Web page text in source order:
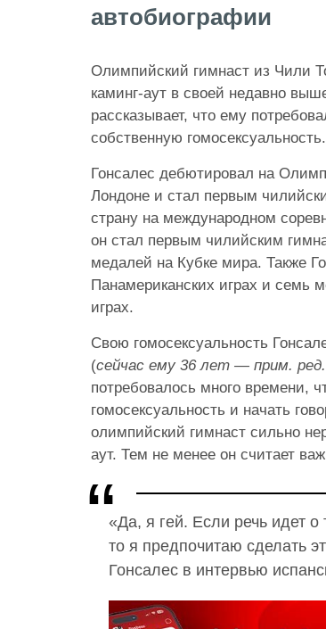
автобиографии
Олимпийский гимнаст из Чили
каминг-аут в своей недавно
рассказывает, что ему
собственную гомосексуальность.
Гонсалес дебютировал на
Лондоне и стал первым
страну на международном
он стал первым чилийским
медалей на Кубке мира. Также
Панамериканских играх и семь
играх.
Свою гомосексуальность
(сейчас ему 36 лет — прим. ред.
потребовалось много времени,
гомосексуальность и начать
олимпийский гимнаст сильно
аут. Тем не менее он считает
«Да, я гей. Если речь идет о
то я предпочитаю сделать
Гонсалес в интервью